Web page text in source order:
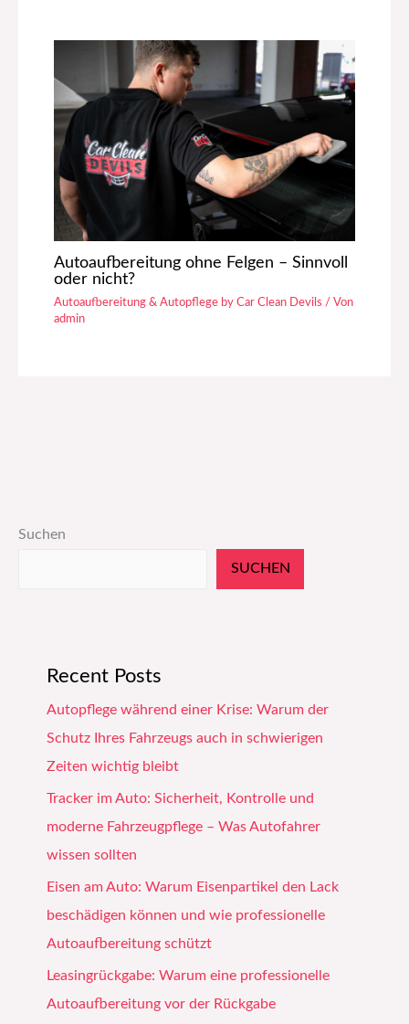
Autoaufbereitung ohne Felgen – Sinnvoll
oder nicht?
Autoaufbereitung & Autopflege by Car Clean Devils / Von
admin
Suchen
SUCHEN
Recent Posts
Autopflege während einer Krise: Warum der
Schutz Ihres Fahrzeugs auch in schwierigen
Zeiten wichtig bleibt
Tracker im Auto: Sicherheit, Kontrolle und
moderne Fahrzeugpflege – Was Autofahrer
wissen sollten
Eisen am Auto: Warum Eisenpartikel den Lack
beschädigen können und wie professionelle
Autoaufbereitung schützt
Leasingrückgabe: Warum eine professionelle
Autoaufbereitung vor der Rückgabe